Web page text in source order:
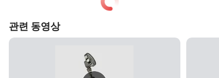
위
35 - 42 o C, C 스케일/94 F 스케일의 경우 -108
o F
MOQ
100대
파란색 액체, 수은 불포함
관련 동영상